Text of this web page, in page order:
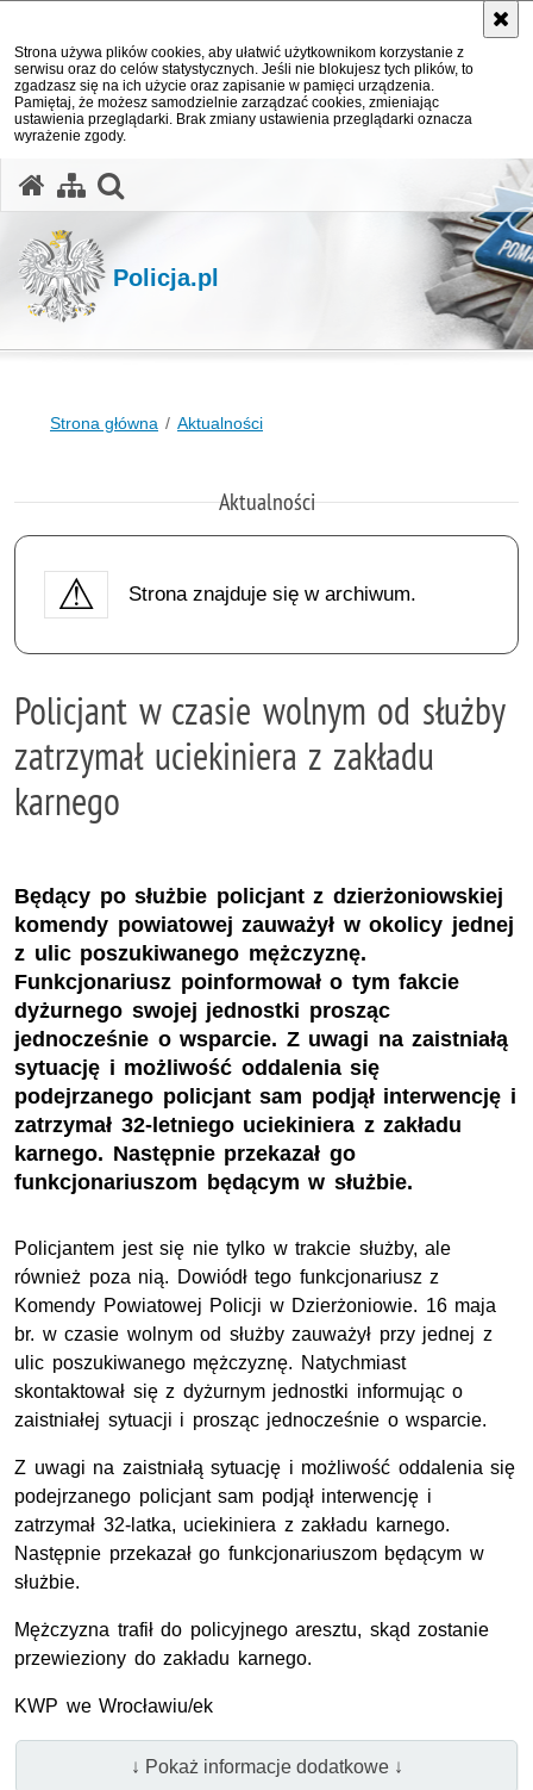
Strona używa plików cookies, aby ułatwić użytkownikom korzystanie z
serwisu oraz do celów statystycznych. Jeśli nie blokujesz tych plików, to
zgadzasz się na ich użycie oraz zapisanie w pamięci urządzenia.
Pamiętaj, że możesz samodzielnie zarządzać cookies, zmieniając
ustawienia przeglądarki. Brak zmiany ustawienia przeglądarki oznacza
wyrażenie zgody.
Policja.pl
Strona główna Aktualności
Aktualności
Strona znajduje się w archiwum.
Policjant w czasie wolnym od służby
zatrzymał uciekiniera z zakładu
karnego
Będący po służbie policjant z dzierżoniowskiej
komendy powiatowej zauważył w okolicy jednej
z ulic poszukiwanego mężczyznę.
Funkcjonariusz poinformował o tym fakcie
dyżurnego swojej jednostki prosząc
jednocześnie o wsparcie. Z uwagi na zaistniałą
sytuację i możliwość oddalenia się
podejrzanego policjant sam podjął interwencję i
zatrzymał 32-letniego uciekiniera z zakładu
karnego. Następnie przekazał go
funkcjonariuszom będącym w służbie.
Policjantem jest się nie tylko w trakcie służby, ale
również poza nią. Dowiódł tego funkcjonariusz z
Komendy Powiatowej Policji w Dzierżoniowie. 16 maja
br. w czasie wolnym od służby zauważył przy jednej z
ulic poszukiwanego mężczyznę. Natychmiast
skontaktował się z dyżurnym jednostki informując o
zaistniałej sytuacji i prosząc jednocześnie o wsparcie.
Z uwagi na zaistniałą sytuację i możliwość oddalenia się
podejrzanego policjant sam podjął interwencję i
zatrzymał 32-latka, uciekiniera z zakładu karnego.
Następnie przekazał go funkcjonariuszom będącym w
służbie.
Mężczyzna trafił do policyjnego aresztu, skąd zostanie
przewieziony do zakładu karnego.
KWP we Wrocławiu/ek
↓ Pokaż informacje dodatkowe ↓